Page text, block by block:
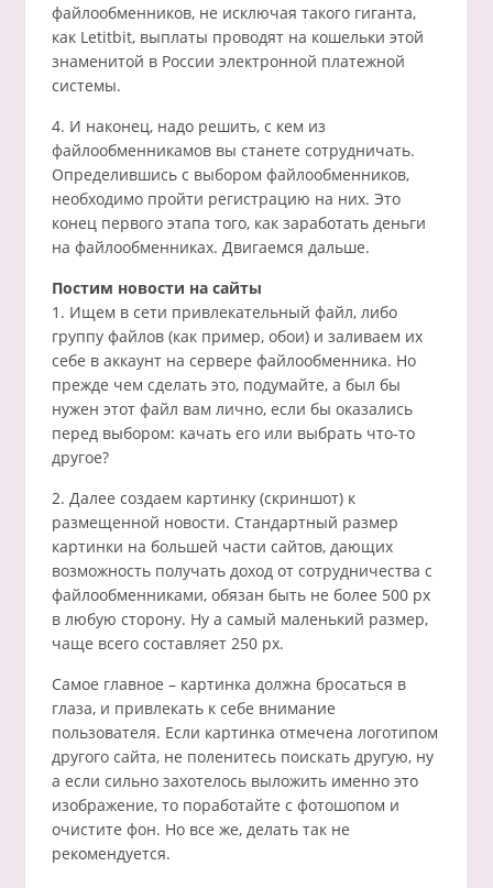
файлообменников, не исключая такого гиганта,
как Letitbit, выплаты проводят на кошельки этой
знаменитой в России электронной платежной
системы.
4. И наконец, надо решить, с кем из
файлообменникамов вы станете сотрудничать.
Определившись с выбором файлообменников,
необходимо пройти регистрацию на них. Это
конец первого этапа того, как заработать деньги
на файлообменниках. Двигаемся дальше.
Постим новости на сайты
1. Ищем в сети привлекательный файл, либо
группу файлов (как пример, обои) и заливаем их
себе в аккаунт на сервере файлообменника. Но
прежде чем сделать это, подумайте, а был бы
нужен этот файл вам лично, если бы оказались
перед выбором: качать его или выбрать что-то
другое?
2. Далее создаем картинку (скриншот) к
размещенной новости. Стандартный размер
картинки на большей части сайтов, дающих
возможность получать доход от сотрудничества с
файлообменниками, обязан быть не более 500 px
в любую сторону. Ну а самый маленький размер,
чаще всего составляет 250 px.
Самое главное – картинка должна бросаться в
глаза, и привлекать к себе внимание
пользователя. Если картинка отмечена логотипом
другого сайта, не поленитесь поискать другую, ну
а если сильно захотелось выложить именно это
изображение, то поработайте с фотошопом и
очистите фон. Но все же, делать так не
рекомендуется.